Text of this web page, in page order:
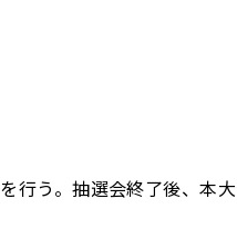
行う。抽選会終了後、本